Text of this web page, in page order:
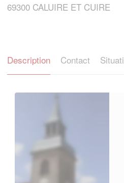
69300 CALUIRE ET CUIRE
Description Contact